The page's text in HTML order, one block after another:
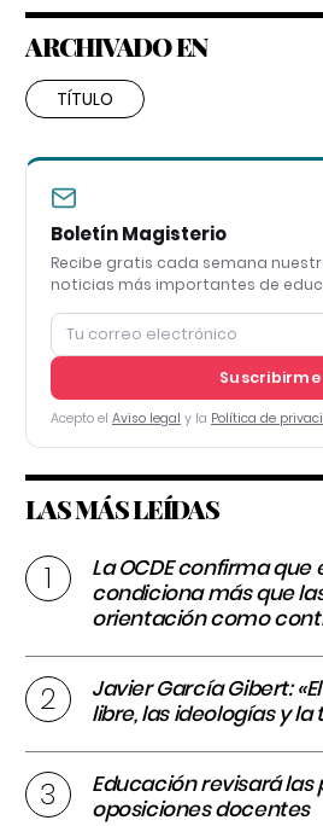
ARCHIVADO EN
TÍTULO
Boletín Magisterio
Recibe gratis cada semana
noticias más importantes de
Suscribirme
Acepto el Aviso legal y la Política de
LAS MÁS LEÍDAS
La OCDE confirma
condiciona más que
orientación como
Javier García Gibert:
libre, las ideologías y
Educación revisará las
oposiciones docentes